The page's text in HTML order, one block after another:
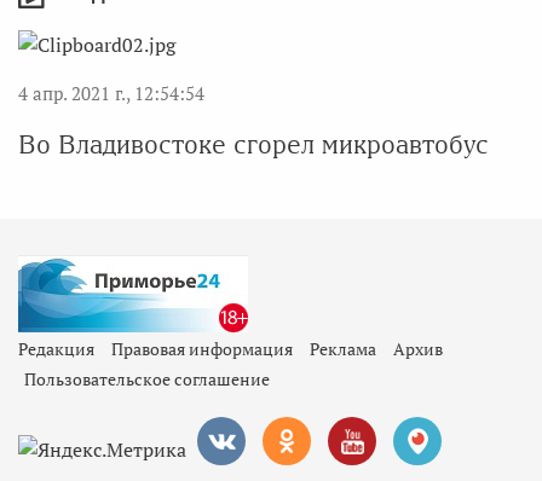
4 апр. 2021 г., 12:54:54
Во Владивостоке сгорел микроавтобус
Редакция Правовая информация Реклама
Архив
Пользовательское соглашение